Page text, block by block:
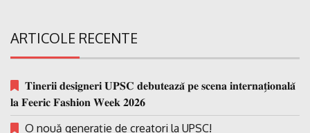
ARTICOLE RECENTE
𝐓𝐢𝐧𝐞𝐫𝐢𝐢 𝐝𝐞𝐬𝐢𝐠𝐧𝐞𝐫𝐢 𝐔𝐏𝐒𝐂 𝐝𝐞𝐛𝐮𝐭𝐞𝐚𝐳𝐚̆ 𝐩𝐞 𝐬𝐜𝐞𝐧𝐚 𝐢𝐧𝐭𝐞𝐫𝐧𝐚𝐭̗𝐢𝐨𝐧𝐚𝐥𝐚̆
𝐥𝐚 𝐅𝐞𝐞𝐫𝐢𝐜 𝐅𝐚𝐬𝐡𝐢𝐨𝐧 𝐖𝐞𝐞𝐤 𝟐𝟎𝟐𝟔
O nouă generație de creatori la UPSC!